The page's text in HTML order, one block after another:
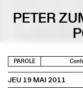
PETER
PAROLE
JEU 19 MAI 2011